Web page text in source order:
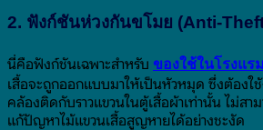
2. ฟังก์ชันห่วงกันขโมย (Anti-
นี่คือฟังก์ชันเฉพาะสำหรับ ของใช้ในโรงแรม
เสื้อจะถูกออกแบบมาให้เป็นหัวหมุด ซึ่งต้องใ
คล้องติดกับราวแขวนในตู้เสื้อผ้าเท่านั้น ไม่สา
แก้ปัญหาไม้แขวนเสื้อสูญหายได้อย่างชะงัด